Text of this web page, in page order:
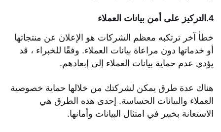
4.التركيز على أمن بيانات العملاء
خطأ آخر ترتكبه معظم الشركات هو الإعلان عن منتجاتها
أو خدماتها دون مراعاة بيانات العملاء. وفقًا للخبراء ، قد
يؤدي عدم حماية بيانات العملاء إلى إبعادهم.
هناك عدة طرق يمكن لشركتك من خلالها حماية خصوصية
العملاء والبيانات الحساسة. إحدى هذه الطرق هي
الاستعانة بخبير في امتثال البيانات وأمانها.